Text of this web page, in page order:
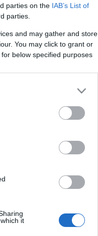
parties on the IAB’s List of
parties.
and may gather and store
You may click to grant or
below specified purposes
it